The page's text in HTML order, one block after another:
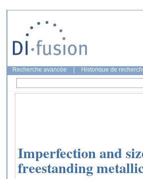
Recherche avancée Historique de
Imperfection and
freestanding